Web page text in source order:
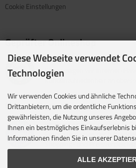
Cookie Einstellungen
Geprüfter Onlineshop
Mit dem Vertrauenssiegel für
Shops zeigen wir Internet-
Kundenzufriedenheit an
Unsere Partner
idealo ist eine der größten E-
Europa und eines der
Shopping- und
Diese Webseite verwendet
Technologien
Wir verwenden Cookies und ähnliche
Drittanbietern, um die ordentliche
gewährleisten, die Nutzung unseres
Ihnen ein bestmögliches Einkaufserlebnis
Informationen finden Sie in unserer
ALLE